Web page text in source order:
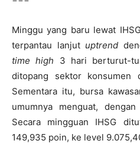
Minggu yang baru lewat
terpantau lanjut uptrend
time high 3 hari berturut-
ditopang sektor konsumen
Sementara itu, bursa
umumnya menguat,
Secara mingguan IHSG
149,935 poin, ke level